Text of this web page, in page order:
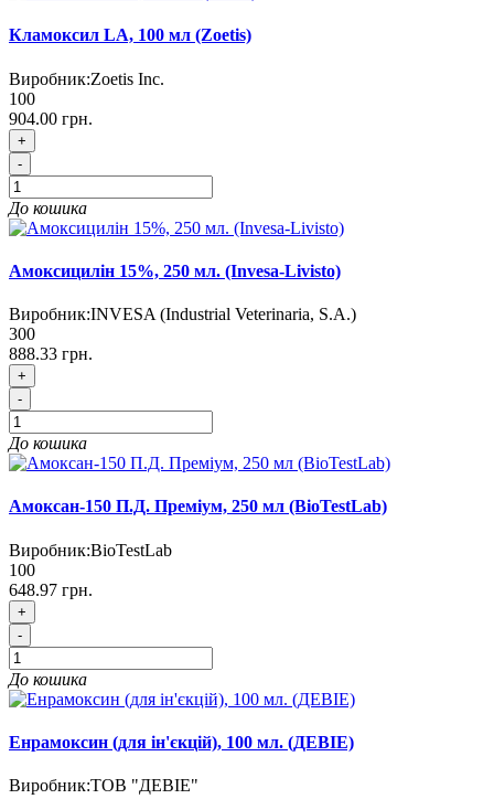
Кламоксил LA, 100 мл (Zoetis)
Виробник:Zoetis Inc.
100
904.00 грн.
+
-
До кошика
Амоксицилін 15%, 250 мл. (Invesa-Livisto)
Виробник:INVESA (Industrial Veterinaria, S.A.)
300
888.33 грн.
+
-
До кошика
Амоксан-150 П.Д. Преміум, 250 мл (BioTestLab)
Виробник:BioTestLab
100
648.97 грн.
+
-
До кошика
Енрамоксин (для ін'єкцій), 100 мл. (ДЕВІЕ)
Виробник:ТОВ "ДЕВІЕ"